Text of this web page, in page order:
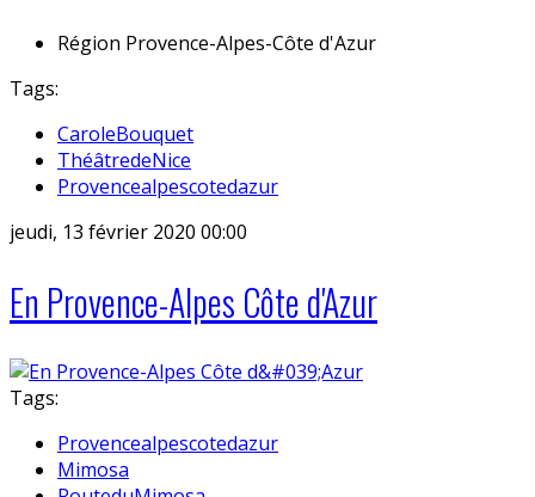
Région Provence-Alpes-Côte d'Azur
Tags:
CaroleBouquet
ThéâtredeNice
Provencealpescotedazur
jeudi, 13 février 2020 00:00
En Provence-Alpes Côte d'Azur
Tags:
Provencealpescotedazur
Mimosa